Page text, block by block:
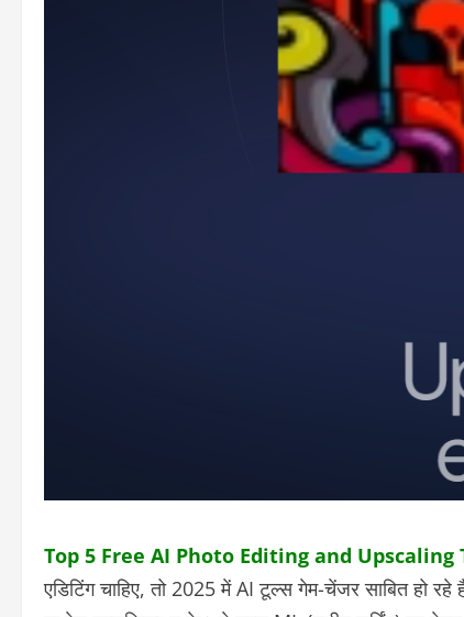
Top 5 Free AI Photo Editing and Upscaling
एडिटिंग चाहिए, तो 2025 में AI टूल्स गेम-चेंजर साबित